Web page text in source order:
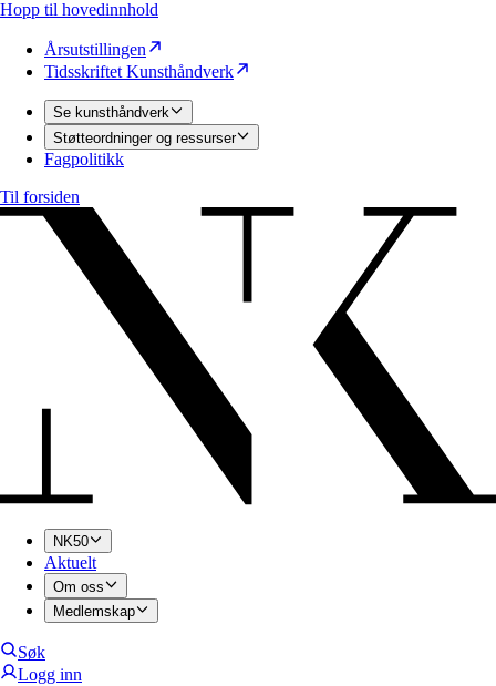
Hopp til hovedinnhold
Årsutstillingen
Tidsskriftet Kunsthåndverk
Se kunsthåndverk
Støtteordninger og ressurser
Fagpolitikk
Til forsiden
NK50
Aktuelt
Om oss
Medlemskap
Søk
Logg inn